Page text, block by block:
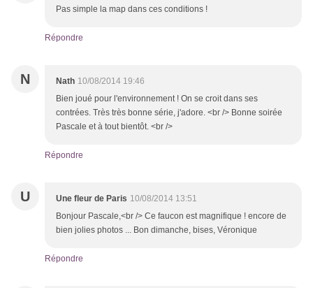
Pas simple la map dans ces conditions !
Répondre
N Nath 10/08/2014 19:46
Bien joué pour l'environnement ! On se croit dans ses
contrées. Très très bonne série, j'adore. <br /> Bonne soirée
Pascale et à tout bientôt. <br />
Répondre
U Une fleur de Paris 10/08/2014 13:51
Bonjour Pascale,<br /> Ce faucon est magnifique ! encore de
bien jolies photos ... Bon dimanche, bises, Véronique
Répondre